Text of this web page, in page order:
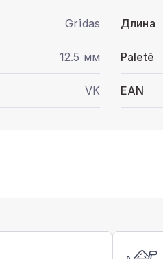
Grīdas Длина
12.5 мм Paletē
VK EAN